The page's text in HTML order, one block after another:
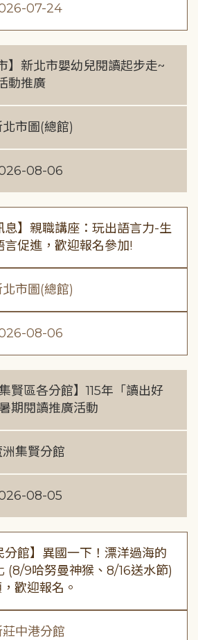
07-24
】新北市嬰幼兒閱讀起步走~
動推廣
北市圖(總館)
08-06
息】親職講座：玩出語言力-生
言促進，歡迎報名參加!
市圖(總館)
08-06
集賢區各分館】115年「讀出好
期閱讀推廣活動
洲集賢分館
08-05
分館】異國一下！漂洋過海的
(8/9哈努曼神猴、8/16送水節)
歡迎報名。
中港分館